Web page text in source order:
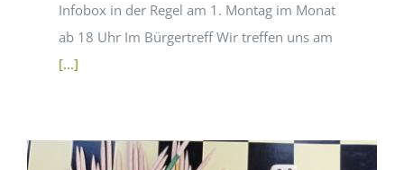
Infobox in der Regel am 1. Montag im Monat
ab 18 Uhr Im Bürgertreff Wir treffen uns am
[...]